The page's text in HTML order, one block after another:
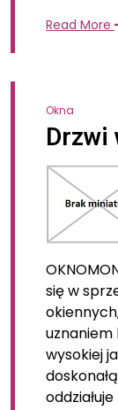
Read More
Okna
Drzwi
się w
uznaniem
wysokiej